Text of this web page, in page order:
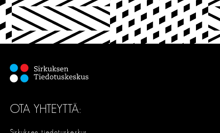
OTA YHTEYTTÄ: